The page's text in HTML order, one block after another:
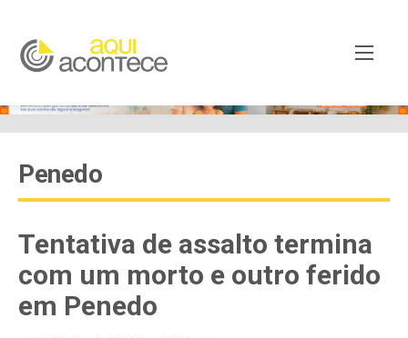
Penedo
Tentativa de assalto termina
com um morto e outro ferido
em Penedo